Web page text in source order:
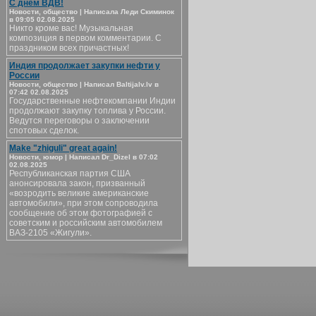
С днём ВДВ!
Новости, общество | Написала Леди Скиминок
в 09:05 02.08.2025
Никто кроме вас! Музыкальная
композиция в первом комментарии. С
праздником всех причастных!
Индия продолжает закупки нефти у
России
Новости, общество | Написал Baltijalv.lv в
07:42 02.08.2025
Государственные нефтекомпании Индии
продолжают закупку топлива у России.
Ведутся переговоры о заключении
спотовых сделок.
Make "zhiguli" great again!
Новости, юмор | Написал Dr_Dizel в 07:02
02.08.2025
Республиканская партия США
анонсировала закон, призванный
«возродить великие американские
автомобили», при этом сопроводила
сообщение об этом фотографией с
советским и российским автомобилем
ВАЗ-2105 «Жигули».